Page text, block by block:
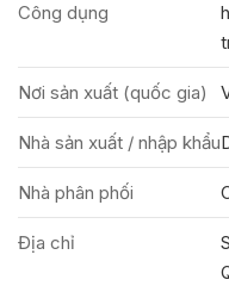
Công dụng
Nơi sản xuất (quốc gia)
Nhà sản xuất / nhập khẩu
Nhà phân phối
Địa chỉ